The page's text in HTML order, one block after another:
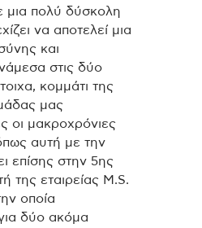
μια πολύ δύσκολη
να αποτελεί μια
και
στις δύο
κομμάτι της
μας
οι μακροχρόνιες
αυτή με την
επίσης στην 5ης
της εταιρείας M.S.
οποία
δύο ακόμα